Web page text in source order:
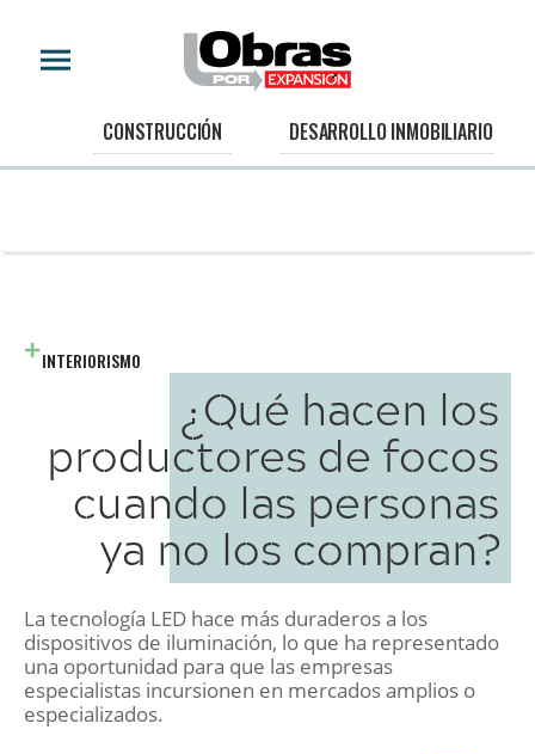
CONSTRUCCIÓN DESARROLLO INMOBILIARIO
INTERIORISMO
¿Qué hacen los
productores de focos
cuando las personas
ya no los compran?
La tecnología LED hace más duraderos a los
dispositivos de iluminación, lo que ha representado
una oportunidad para que las empresas
especialistas incursionen en mercados amplios o
especializados.